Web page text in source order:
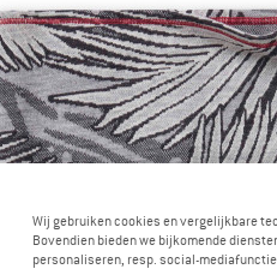
Wij gebruiken cookies en vergelijkbare
Bovendien bieden we bijkomende
personaliseren, resp. social-